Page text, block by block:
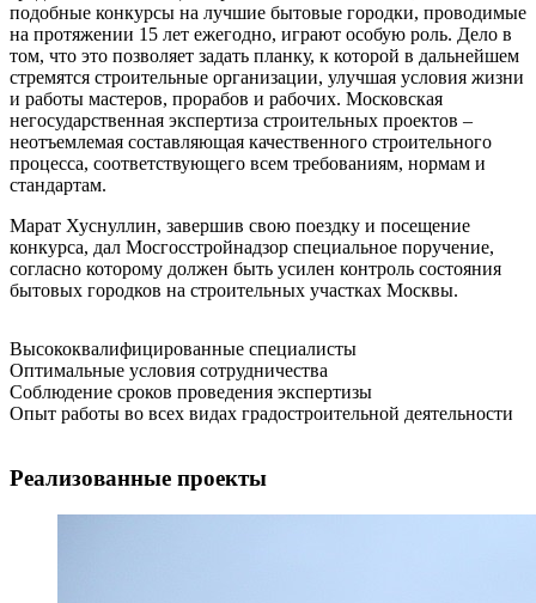
подобные конкурсы на лучшие бытовые городки, проводимые
на протяжении 15 лет ежегодно, играют особую роль. Дело в
том, что это позволяет задать планку, к которой в дальнейшем
стремятся строительные организации, улучшая условия жизни
и работы мастеров, прорабов и рабочих. Московская
негосударственная экспертиза строительных проектов –
неотъемлемая составляющая качественного строительного
процесса, соответствующего всем требованиям, нормам и
стандартам.
Марат Хуснуллин, завершив свою поездку и посещение
конкурса, дал Мосгосстройнадзор специальное поручение,
согласно которому должен быть усилен контроль состояния
бытовых городков на строительных участках Москвы.
Высококвалифицированные специалисты
Оптимальные условия сотрудничества
Соблюдение сроков проведения экспертизы
Опыт работы во всех видах градостроительной деятельности
Реализованные проекты